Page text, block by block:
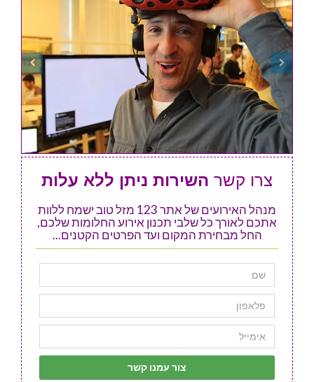
צרו קשר השירות ניתן ללא עלות
מנהל האירועים של אתר 123 מזל טוב ישמח ללוות
אתכם לאורך כל שלבי תכנון אירוע החלומות שלכם,
החל מבחירת המקום ועד הפרטים הקטנים...